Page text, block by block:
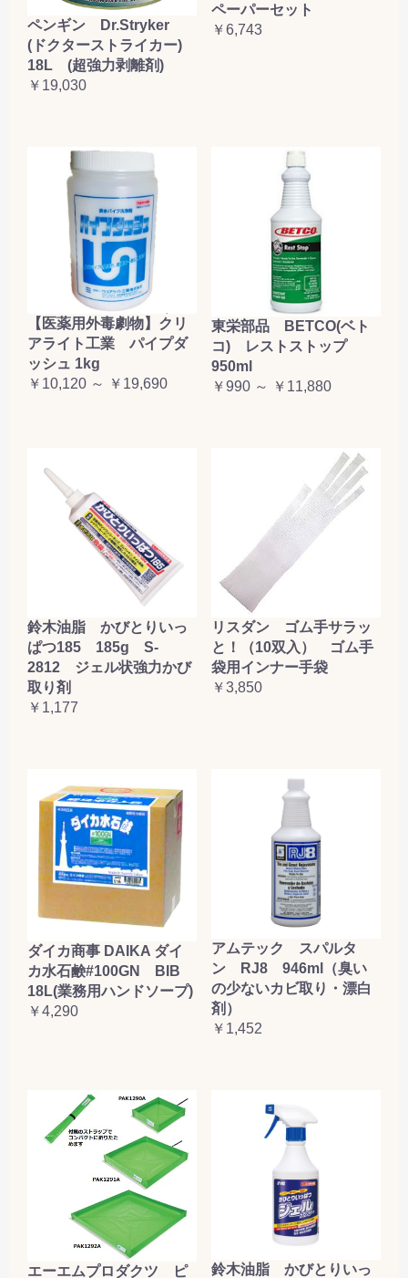
ペンギン Dr.Stryker
(ドクターストライカー)
18L (超強力剥離剤)
￥19,030
ペーパーセット
￥6,743
【医薬用外毒劇物】クリ
アライト工業 パイプダ
ッシュ 1kg
￥10,120 ～ ￥19,690
東栄部品 BETCO(ベト
コ) レストストップ
950ml
￥990 ～ ￥11,880
鈴木油脂 かびとりいっ
ぱつ185 185g S-
2812 ジェル状強力かび
取り剤
￥1,177
リスダン ゴム手サラッ
と！（10双入） ゴム手
袋用インナー手袋
￥3,850
ダイカ商事 DAIKA ダイ
カ水石鹸#100GN BIB
18L(業務用ハンドソープ)
￥4,290
アムテック スパルタ
ン RJ8 946ml（臭い
の少ないカビ取り・漂白
剤）
￥1,452
エーエムプロダクツ ピ 鈴木油脂 かびとりいっ